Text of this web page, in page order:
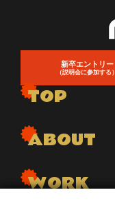
新卒エントリー
（説明会に参加する）
TOP
トップ
トピックス一覧
ABOUT
nobitelについて
WORK